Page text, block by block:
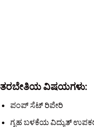
ತರಬೇತಿಯ ವಿಷಯಗಳು:
ಪಂಪ್ ಸೆಟ್ ರಿಪೇರಿ
ಗೃಹ ಬಳಕೆಯ ವಿದ್ಯುತ್